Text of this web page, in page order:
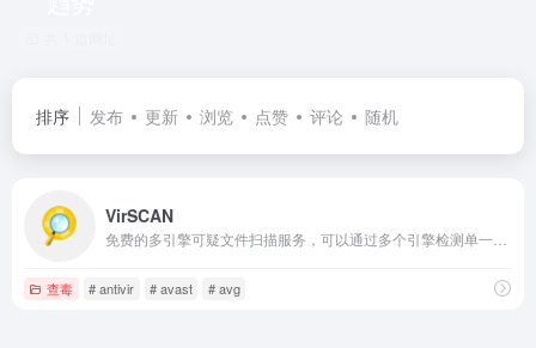
排序 发布 更新 浏览 点赞 评论 随机
VirSCAN
查毒 # antivir # avast # avg